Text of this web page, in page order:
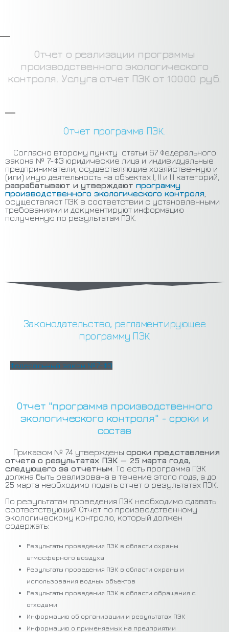
Отчет о реализации программы
производственного экологического
контроля. Услуга отчет ПЭК от 10000 руб.
Отчет программа ПЭК.
Согласно второму пункту статьи 67 Федерального
закона № 7-ФЗ юридические лица и индивидуальные
предприниматели, осуществляющие хозяйственную и
(или) иную деятельность на объектах I, II и III категорий,
разрабатывают и утверждают программу
производственного экологического контроля
осуществляют ПЭК в соответствии с установленными
требованиями и документируют информацию
полученную по результатам ПЭК.
Законодательство, регламентирующее
программу ПЭК
Федеральный закон №7-ФЗ
Отчет "программа производственного
экологического контроля" - сроки и
состав
Приказом № 74 утверждены сроки представления
отчета о результатах ПЭК — 25 марта года,
следующего за отчетным . То есть программа ПЭК
должна быть реализована в течение этого года, а до
25 марта необходимо подать отчет о результатах ПЭК.
По результатам проведения ПЭК необходимо сдавать
соответствующий Отчет по производственному
экологическому контролю, который должен
содержать:
Результаты проведения ПЭК в области охраны
атмосферного воздуха
Результаты проведения ПЭК в области охраны и
использования водных объектов
Результаты проведения ПЭК в области обращения с
отходами
Информацию об организации и результатах ПЭК
Информацию о применяемых на предприятии